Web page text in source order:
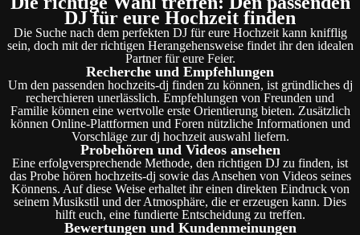
DJ für eure Hochzeit finden
Die Suche nach dem perfekten DJ für eure Hochzeit kann knifflig
sein, doch mit der richtigen Herangehensweise findet ihr den idealen
Partner für eure Feier.
Recherche und Empfehlungen
Um den passenden hochzeits-dj finden zu können, ist gründliches dj
recherchieren unerlässlich. Empfehlungen von Freunden und
Familie können eine wertvolle erste Orientierung bieten. Zusätzlich
können Online-Plattformen und Foren nützliche Informationen und
Vorschläge zur dj hochzeit auswahl liefern.
Probehören und Videos ansehen
Eine erfolgversprechende Methode, den richtigen DJ zu finden, ist
das Probe hören hochzeits-dj sowie das Ansehen von Videos seines
Könnens. Auf diese Weise erhaltet ihr einen direkten Eindruck von
seinem Musikstil und der Atmosphäre, die er erzeugen kann. Dies
hilft euch, eine fundierte Entscheidung zu treffen.
Bewertungen und Kundenmeinungen